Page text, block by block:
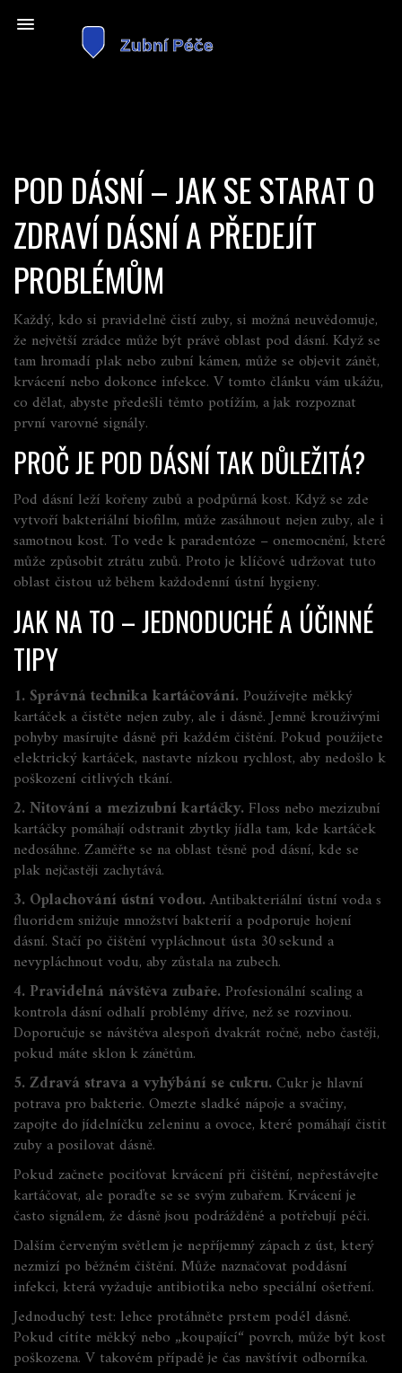
POD DÁSNÍ – JAK SE STARAT O
ZDRAVÍ DÁSNÍ A PŘEDEJÍT
PROBLÉMŮM
Každý, kdo si pravidelně čistí zuby, si možná neuvědomuje,
že největší zrádce může být právě oblast pod dásní. Když se
tam hromadí plak nebo zubní kámen, může se objevit zánět,
krvácení nebo dokonce infekce. V tomto článku vám ukážu,
co dělat, abyste předešli těmto potížím, a jak rozpoznat
první varovné signály.
PROČ JE POD DÁSNÍ TAK DŮLEŽITÁ?
Pod dásní leží kořeny zubů a podpůrná kost. Když se zde
vytvoří bakteriální biofilm, může zasáhnout nejen zuby, ale i
samotnou kost. To vede k paradentóze – onemocnění, které
může způsobit ztrátu zubů. Proto je klíčové udržovat tuto
oblast čistou už během každodenní ústní hygieny.
JAK NA TO – JEDNODUCHÉ A ÚČINNÉ
TIPY
1. Správná technika kartáčování.Používejte měkký
kartáček a čistěte nejen zuby, ale i dásně. Jemně krouživými
pohyby masírujte dásně při každém čištění. Pokud použijete
elektrický kartáček, nastavte nízkou rychlost, aby nedošlo k
poškození citlivých tkání.
2. Nitování a mezizubní kartáčky.Floss nebo mezizubní
kartáčky pomáhají odstranit zbytky jídla tam, kde kartáček
nedosáhne. Zaměřte se na oblast těsně pod dásní, kde se
plak nejčastěji zachytává.
3. Oplachování ústní vodou.Antibakteriální ústní voda s
fluoridem snižuje množství bakterií a podporuje hojení
dásní. Stačí po čištění vypláchnout ústa 30 sekund a
nevypláchnout vodu, aby zůstala na zubech.
4. Pravidelná návštěva zubaře.Profesionální scaling a
kontrola dásní odhalí problémy dříve, než se rozvinou.
Doporučuje se návštěva alespoň dvakrát ročně, nebo častěji,
pokud máte sklon k zánětům.
5. Zdravá strava a vyhýbání se cukru.Cukr je hlavní
potrava pro bakterie. Omezte sladké nápoje a svačiny,
zapojte do jídelníčku zeleninu a ovoce, které pomáhají čistit
zuby a posilovat dásně.
Pokud začnete pociťovat krvácení při čištění, nepřestávejte
kartáčovat, ale poraďte se se svým zubařem. Krvácení je
často signálem, že dásně jsou podrážděné a potřebují péči.
Dalším červeným světlem je nepříjemný zápach z úst, který
nezmizí po běžném čištění. Může naznačovat poddásní
infekci, která vyžaduje antibiotika nebo speciální ošetření.
Jednoduchý test: lehce protáhněte prstem podél dásně.
Pokud cítíte měkký nebo „koupající“ povrch, může být kost
poškozena. V takovém případě je čas navštívit odborníka.